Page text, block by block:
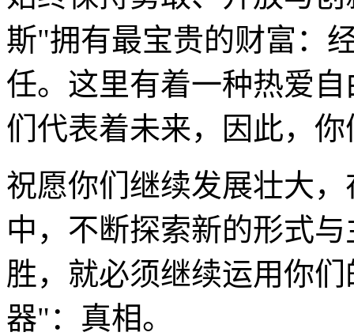
斯"拥有最宝贵的财富：
任。这里有着一种热爱
们代表着未来，因此，
祝愿你们继续发展壮大
中，不断探索新的形式
胜，就必须继续运用你
器"：真相。